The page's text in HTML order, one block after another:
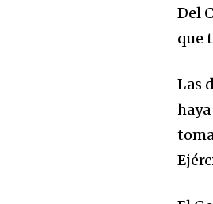
Del
que
Las